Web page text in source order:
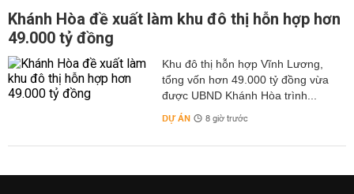
Khánh Hòa đề xuất làm khu đô thị hỗn hợp hơn
49.000 tỷ đồng
Khu đô thị hỗn hợp Vĩnh Lương,
tổng vốn hơn 49.000 tỷ đồng vừa
được UBND Khánh Hòa trình...
DỰ ÁN 8 giờ trước